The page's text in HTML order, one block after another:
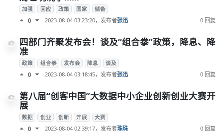
加强 回应 政策 国家 储备
0 2023-08-04 03:23:20，发布者张迅 0 回复
四部门齐聚发布会！谈及“组合拳”政策，降息、降
准
政策 组合拳 发布会 降息 谈及
0 2023-08-04 03:18:45，发布者张迅 0 回复
第八届“创客中国”大数据中小企业创新创业大赛开
展
数据 创业 创新 开展 大赛
0 2023-08-04 02:39:17，发布者珠珠 0 回复